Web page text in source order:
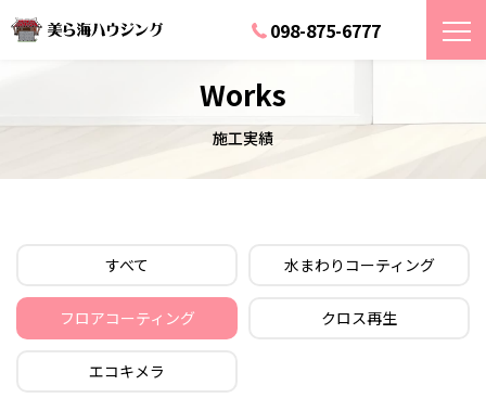
098-875-6777
Works
施工実績
すべて 水まわりコーティング
フロアコーティング クロス再生
エコキメラ